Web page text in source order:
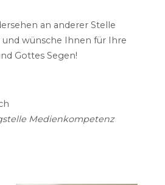
an anderer Stelle
wünsche Ihnen für Ihre
Gottes Segen!
Medienkompetenz